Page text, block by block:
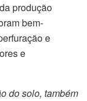
produção
bem-
e
e
do solo, também